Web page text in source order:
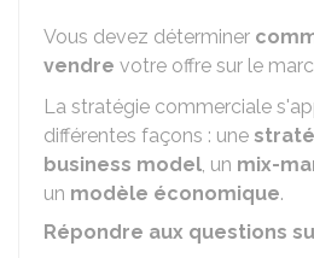
Vous devez déterminer
vendre votre offre sur le
La stratégie commerciale
différentes façons : une
business model, un mix-
un modèle économique.
Répondre aux questions